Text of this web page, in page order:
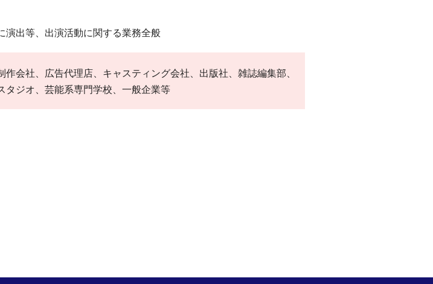
演出等、出演活動に関する業務全般
作会社、広告代理店、キャスティング会社、出版社、雑誌編集部、
タジオ、芸能系専門学校、一般企業等